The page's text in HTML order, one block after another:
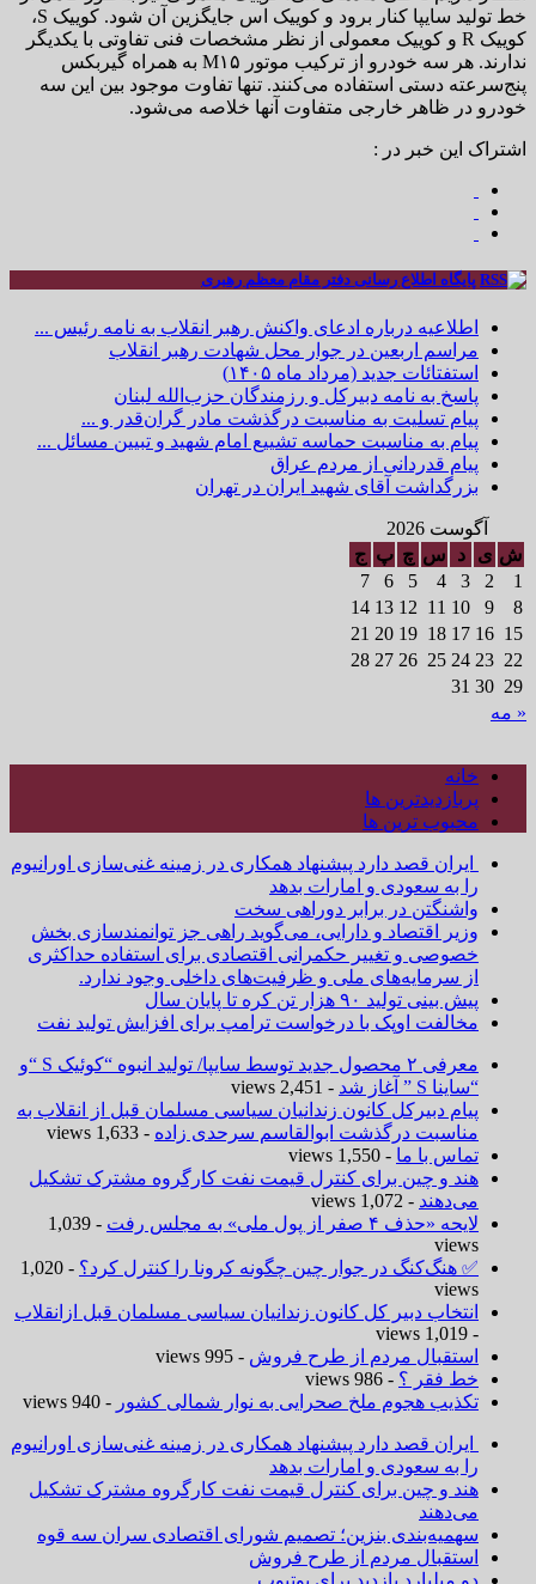
خط تولید سایپا کنار برود و کوییک اس جایگزین آن شود. کوییک S،
کوییک R‌ و کوییک معمولی از نظر مشخصات فنی تفاوتی با یکدیگر
ندارند. هر سه خودرو از ترکیب موتور M۱۵ به همراه گیربکس
پنج‌سرعته دستی استفاده می‌کنند. تنها تفاوت موجود بین این سه
خودرو در ظاهر خارجی متفاوت آنها خلاصه می‌شود.
اشتراک این خبر در :
پایگاه اطلاع رسانی دفتر مقام معظم رهبری
اطلاعیه درباره ادعای واکنش رهبر انقلاب به نامه رئیس ...
مراسم اربعین در جوار محل شهادت رهبر انقلاب
استفتائات جدید (مرداد ماه ۱۴۰۵)
پاسخ به نامه دبیرکل و رزمندگان حزب‌الله لبنان
پیام تسلیت به مناسبت درگذشت مادر گران‌قدر و ...
پیام به مناسبت حماسه تشییع امام شهید و تبیین مسائل ...
پیام قدردانی از مردم عراق
بزرگداشت آقای شهید ایران در تهران
آگوست 2026
ش ی د س چ پ ج
1
2
3
4
5
6
7
8
9
10
11
12
13
14
15
16
17
18
19
20
21
22
23
24
25
26
27
28
29
30
31
« مه
خانه
پربازدیدترین ها
محبوب ترین ها
ایران قصد دارد پیشنهاد همکاری در زمینه غنی‌سازی اورانیوم
را به سعودی و امارات بدهد
واشنگتن در برابر دوراهی سخت
وزیر اقتصاد و دارایی، می‌گوید راهی جز توانمندسازی بخش
خصوصی و تغییر حکمرانی اقتصادی برای استفاده حداکثری
از سرمایه‌های ملی و ظرفیت‌های داخلی وجود ندارد.
پیش بینی تولید ۹۰ هزار تن کره تا پایان سال
مخالفت اوپک با درخواست ترامپ برای افزایش تولید نفت
معرفی ۲ محصول جدید توسط سایپا/ تولید انبوه “کوئیک S “و
“ساینا S ” آغاز شد
- 2,451 views
پیام دبیرکل کانون زندانیان سیاسی مسلمان قبل از انقلاب به
مناسبت درگذشت ابوالقاسم سرحدی زاده - 1,633 views
تماس با ما - 1,550 views
هند و چین برای کنترل قیمت نفت کارگروه مشترک تشکیل
می‌دهند - 1,072 views
لایحه «حذف ۴ صفر از پول ملی» به مجلس رفت
- 1,039
views
✅ هنگ‌کنگ در جوار چین چگونه کرونا را کنترل کرد؟
- 1,020
views
انتخاب دبیر کل کانون زندانیان سیاسی مسلمان قبل ازانقلاب
- 1,019 views
استقبال مردم از طرح فروش - 995 views
خط فقر ؟ - 986 views
تکذیب هجوم ملخ صحرایی به نوار شمالی کشور - 940 views
ایران قصد دارد پیشنهاد همکاری در زمینه غنی‌سازی اورانیوم
را به سعودی و امارات بدهد
هند و چین برای کنترل قیمت نفت کارگروه مشترک تشکیل
می‌دهند
سهمیه‌بندی بنزین؛ تصمیم شورای اقتصادی سران سه قوه
استقبال مردم از طرح فروش
دو میلیارد بازدید برای یوتیوب